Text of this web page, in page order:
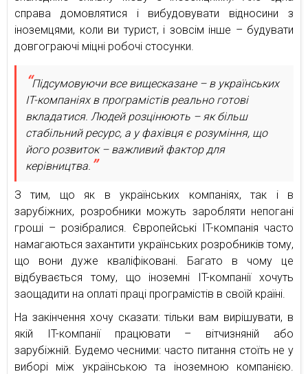
справа домовлятися і вибудовувати відносини з
іноземцями, коли ви турист, і зовсім інше – будувати
довгограючі міцні робочі стосунки.
Підсумовуючи все вищесказане – в українських
IT-компаніях в програмістів реально готові
вкладатися. Людей розцінюють – як більш
стабільний ресурс, а у фахівця є розуміння, що
його розвиток – важливий фактор для
керівництва.
З тим, що як в українських компаніях, так і в
зарубіжних, розробники можуть заробляти непогані
гроші – розібралися. Європейські IT-компанія часто
намагаються захантити українських розробників тому,
що вони дуже кваліфіковані. Багато в чому це
відбувається тому, що іноземні IT-компанії хочуть
заощадити на оплаті праці програмістів в своїй країні.
На закінчення хочу сказати: тільки вам вирішувати, в
якій IT-компанії працювати – вітчизняній або
зарубіжній. Будемо чесними: часто питання стоїть не у
виборі між українською та іноземною компанією.